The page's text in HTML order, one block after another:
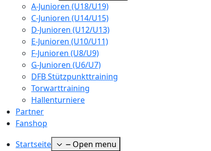
A-Junioren (U18/U19)
C-Junioren (U14/U15)
D-Junioren (U12/U13)
E-Junioren (U10/U11)
F-Junioren (U8/U9)
G-Junioren (U6/U7)
DFB Stützpunkttraining
Torwarttraining
Hallenturniere
Partner
Fanshop
Startseite
Open menu